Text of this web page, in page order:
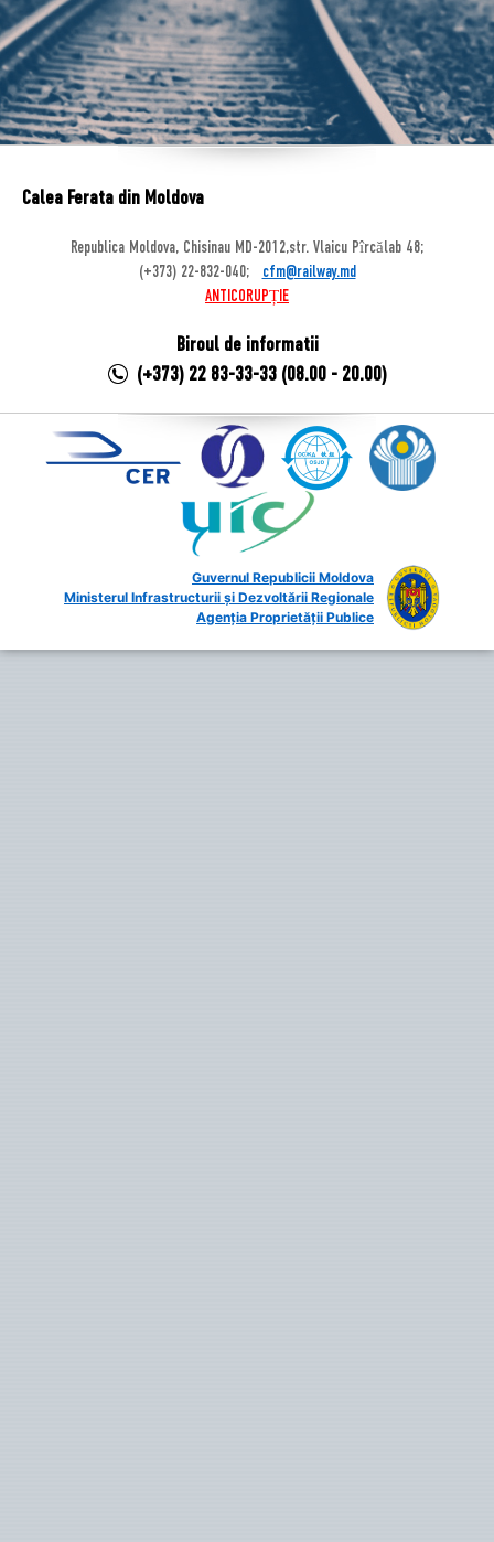
Calea Ferata din Moldova
Republica Moldova, Chisinau MD-2012,str. Vlaicu Pîrcălab 48;
(+373) 22-832-040;
cfm@railway.md
ANTICORUPȚIE
Biroul de informatii
(+373) 22 83-33-33 (08.00 - 20.00)
Guvernul Republicii Moldova
Ministerul Infrastructurii și Dezvoltării Regionale
Agenția Proprietății Publice